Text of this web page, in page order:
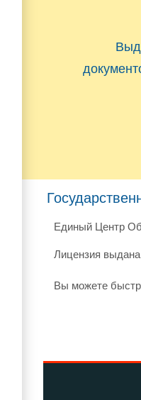
Единый Центр
Лицензия
Вы можете